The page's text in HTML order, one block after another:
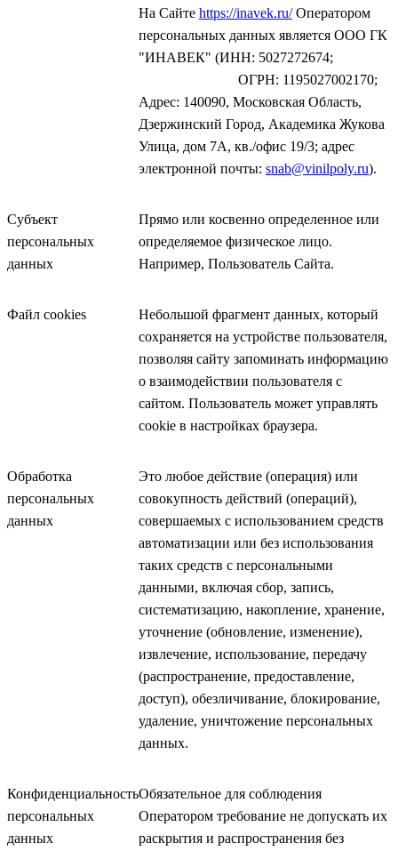
На Сайте https://inavek.ru/Оператором
персональных данных является ООО ГК
"ИНАВЕК" (ИНН: 5027272674;
ОГРН: 1195027002170;
Адрес: 140090, Московская Область,
Дзержинский Город, Академика Жукова
Улица, дом 7А, кв./офис 19/3; адрес
электронной почты: snab@vinilpoly.ru).
Субъект
персональных
данных
Прямо или косвенно определенное или
определяемое физическое лицо.
Например, Пользователь Сайта.
Файл cookies
Небольшой фрагмент данных, который
сохраняется на устройстве пользователя,
позволяя сайту запоминать информацию
о взаимодействии пользователя с
сайтом. Пользователь может управлять
cookie в настройках браузера.
Обработка
персональных
данных
Это любое действие (операция) или
совокупность действий (операций),
совершаемых с использованием средств
автоматизации или без использования
таких средств с персональными
данными, включая сбор, запись,
систематизацию, накопление, хранение,
уточнение (обновление, изменение),
извлечение, использование, передачу
(распространение, предоставление,
доступ), обезличивание, блокирование,
удаление, уничтожение персональных
данных.
Конфиденциальность
персональных
данных
Обязательное для соблюдения
Оператором требование не допускать их
раскрытия и распространения без